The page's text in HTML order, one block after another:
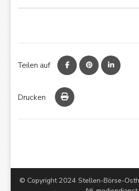
Teilen auf
Drucken
© Copyright 2024 Stellen-Börse-